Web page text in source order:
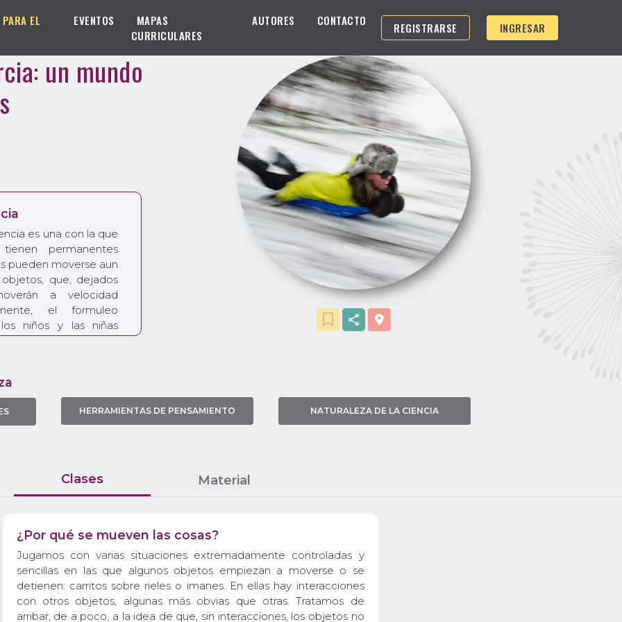
REGISTRARSE INGRESAR
EL
EVENTOS
MAPAS
CURRICULARES
AUTORES CONTACTO
un mundo
es una con la que
permanentes
pueden moverse aun
que, dejados
a velocidad
el formuleo
niños y las niñas
(¡o no!) sin
movimiento,
la situación ideal:
no interactúa con
sin choques, sin
Espero que así los y
de la idealización y
HERRAMIENTAS DE PENSAMIENTO NATURALEZA DE LA CIENCIA
Clases Material
¿Por qué se mueven las cosas?
Jugamos con varias situaciones extremadamente controladas y
sencillas en las que algunos objetos empiezan a moverse o se
detienen: carritos sobre rieles o imanes. En ellas hay interacciones
con otros objetos, algunas más obvias que otras. Tratamos de
arribar, de a poco, a la idea de que, sin interacciones, los objetos no